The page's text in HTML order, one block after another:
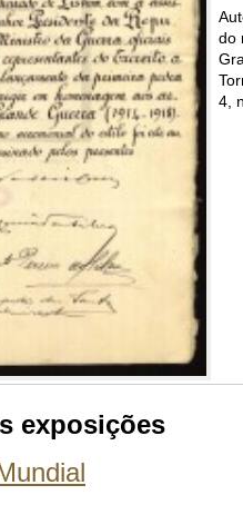
do
4,
exposições